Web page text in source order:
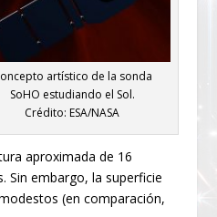
artístico de la sonda
SoHO estudiando el Sol.
Crédito: ESA/NASA
aproximada de 16
Sin embargo, la superficie
(en comparación,